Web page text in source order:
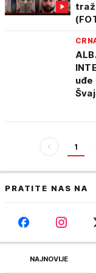
uđe
1
PRATITE NAS NA
NAJNOVIJE